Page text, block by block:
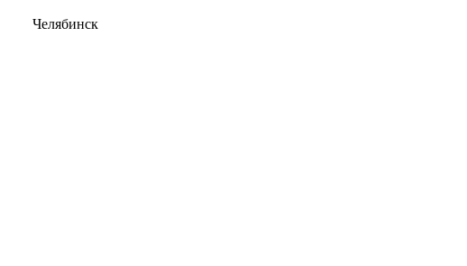
Челябинск